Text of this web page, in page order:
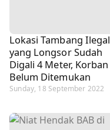
Lokasi Tambang Ilegal
yang Longsor Sudah
Digali 4 Meter, Korban
Belum Ditemukan
Sunday, 18 September 2022